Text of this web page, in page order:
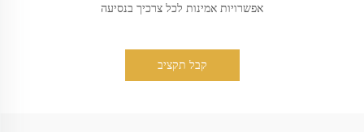
אפשרויות אמינות לכל צרכיך בנסיעה
קבל תקציב